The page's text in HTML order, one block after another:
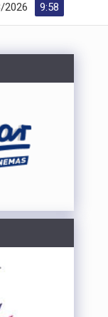
9:58
2026